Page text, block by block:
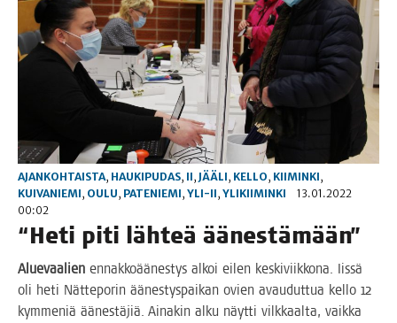
AJANKOHTAISTA, HAUKIPUDAS, II, JÄÄLI, KELLO, KIIMINKI,
KUIVANIEMI, OULU, PATENIEMI, YLI-II, YLIKIIMINKI
13.01.2022
00:02
“Heti piti läh­teä äänestämään”
Alue­vaa­lien ennak­ko­ää­nes­tys alkoi eilen kes­ki­viik­ko­na. Iis­sä
oli heti Nät­te­po­rin äänes­tys­pai­kan ovien avau­dut­tua kel­lo 12
kym­me­niä äänes­tä­jiä. Aina­kin alku näyt­ti vilk­kaal­ta, vaik­ka